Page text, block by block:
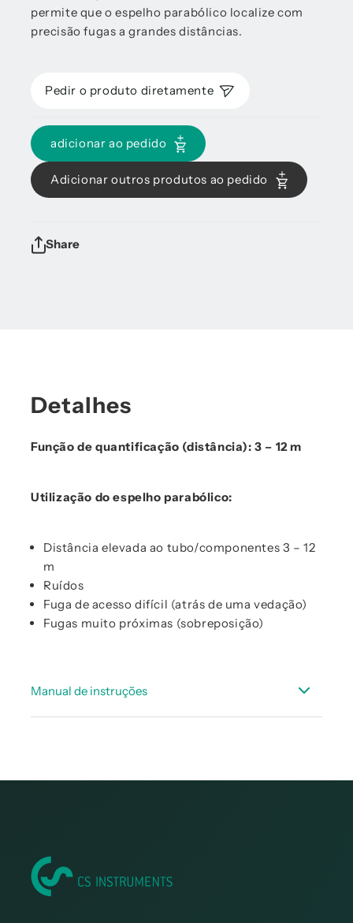
permite que o espelho parabólico localize com
precisão fugas a grandes distâncias.
Pedir o produto diretamente
adicionar ao pedido
Adicionar outros produtos ao pedido
Share
Detalhes
Função de quantificação (distância): 3 – 12 m
Utilização do espelho parabólico:
Distância elevada ao tubo/componentes 3 – 12
m
Ruídos
Fuga de acesso difícil (atrás de uma vedação)
Fugas muito próximas (sobreposição)
Manual de instruções